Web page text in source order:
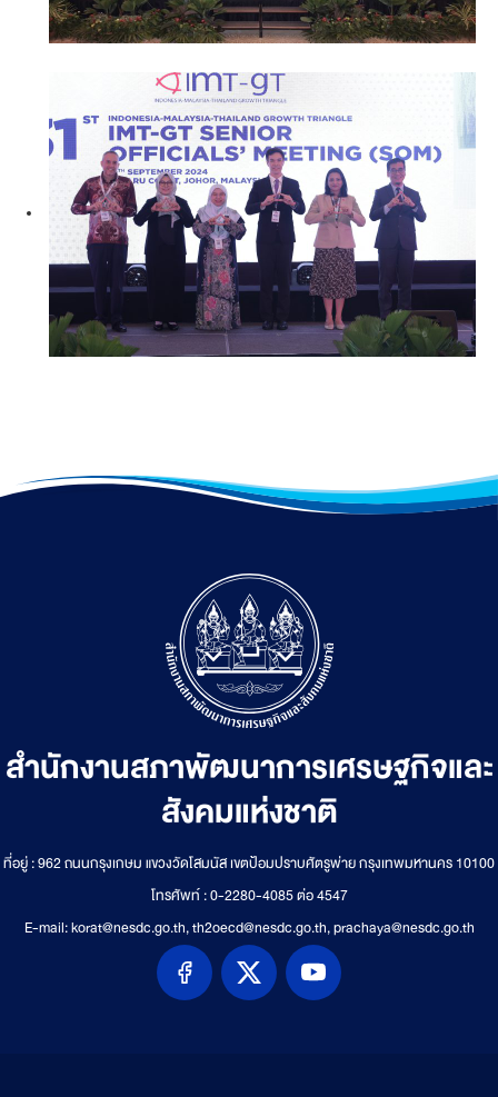
สำนักงานสภาพัฒนาการเศรษฐกิจและ
สังคมแห่งชาติ
ที่อยู่ : 962 ถนนกรุงเกษม แขวงวัดโสมนัส เขตป้อมปราบศัตรูพ่าย กรุงเทพมหานคร 10100
โทรศัพท์ : 0-2280-4085 ต่อ 4547
E-mail: korat@nesdc.go.th, th2oecd@nesdc.go.th, prachaya@nesdc.go.th